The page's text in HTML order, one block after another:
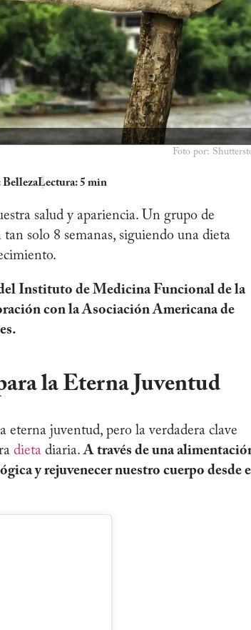
Foto por:
BellezaLectura: 5 min
salud y apariencia. Un grupo de
solo 8 semanas, siguiendo una dieta
Instituto de Medicina Funcional de la
con la Asociación Americana de
la Eterna Juventud
eterna juventud, pero la verdadera clave
dieta diaria.A través de una
y rejuvenecer nuestro cuerpo desde